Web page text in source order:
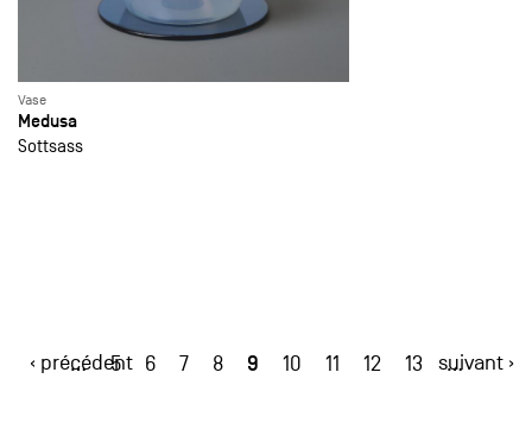
Vase
Medusa
Sottsass
‹ précédent
… 5 6 7 8 9 10 11 12 13 …
suivant ›